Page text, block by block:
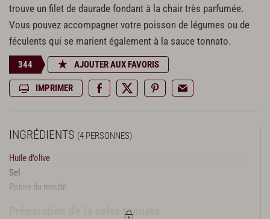
trouve un filet de daurade fondant à la chair très parfumée.
Vous pouvez accompagner votre poisson de légumes ou de
féculents qui se marient également à la sauce tonnato.
344 AJOUTER AUX FAVORIS
IMPRIMER
INGRÉDIENTS (4 PERSONNES)
Huile d’olive
Sel
Poivre du moulin
Préparation de la salsa tonnato